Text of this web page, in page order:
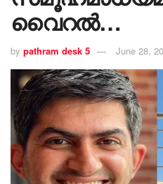
വൈറൽ…
by pathram desk 5 June 28,